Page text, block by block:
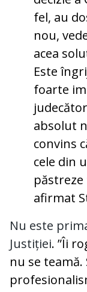
fel, au
nou,
acea
Este
foarte
absolut
convins
cele din
afirmat
Nu este
Justiției. ”Îi
nu se teamă.